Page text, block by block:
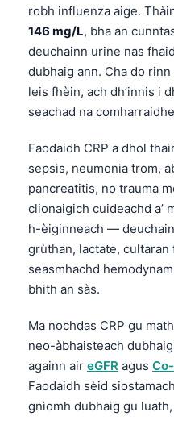
robh influenza aige.
146 mg/L, bha an
deuchainn urine nas
dubhaig ann. Cha do
leis fhèin, ach dh’innis i
seachad na
Faodaidh CRP a dhol
sepsis, neumonia trom,
pancreatitis, no trauma
clionaigich cuideachd a’
h-èiginneach —
grùthan, lactate, cultaran
seasmhachd
bhith an sàs.
Ma nochdas CRP gu
neo-àbhaisteach
againn air eGFR agus
Faodaidh sèid
gnìomh dubhaig gu
Ελληνικά
Türkçe
Română
简体中文
Dansk
Nederlands
हिन्दी
Bahasa Indonesia
Հայերեն
Íslenska
Српски језик
Svenska
Bosanski
Azərbaycan dili